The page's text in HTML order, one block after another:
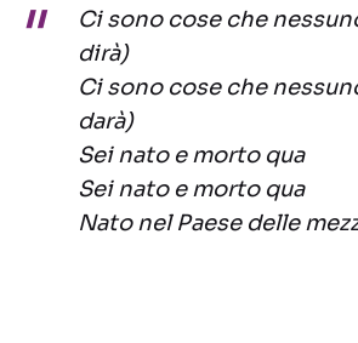
Ci sono cose che
dirà)
Ci sono cose che
darà)
Sei nato e morto qua
Sei nato e morto qua
Nato nel Paese delle